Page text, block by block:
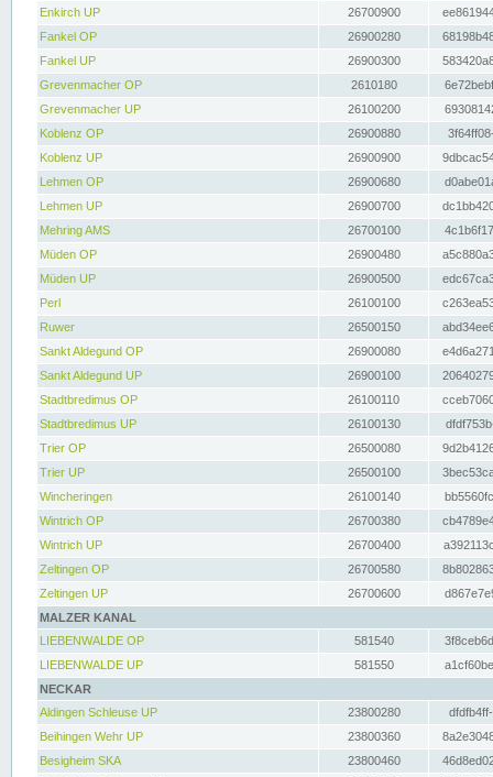
Enkirch UP
26700900
Fankel OP
26900280
Fankel UP
26900300
Grevenmacher OP
2610180
Grevenmacher UP
26100200
Koblenz OP
26900880
Koblenz UP
26900900
Lehmen OP
26900680
Lehmen UP
26900700
Mehring AMS
26700100
Müden OP
26900480
Müden UP
26900500
Perl
26100100
Ruwer
26500150
Sankt Aldegund OP
26900080
Sankt Aldegund UP
26900100
Stadtbredimus OP
26100110
Stadtbredimus UP
26100130
Trier OP
26500080
Trier UP
26500100
Wincheringen
26100140
Wintrich OP
26700380
Wintrich UP
26700400
Zeltingen OP
26700580
Zeltingen UP
26700600
MALZER KANAL
LIEBENWALDE OP
581540
LIEBENWALDE UP
581550
NECKAR
Aldingen Schleuse UP
23800280
Beihingen Wehr UP
23800360
Besigheim SKA
23800460